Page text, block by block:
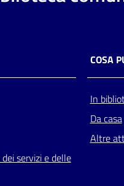
servizi e delle
COSA
In
Da casa
Altre